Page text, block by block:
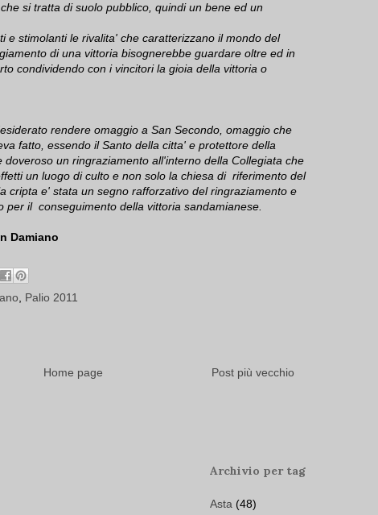
si tratta di suolo pubblico, quindi un bene ed un
e stimolanti le rivalita' che caratterizzano il mondo del
di una vittoria bisognerebbe guardare oltre ed in
condividendo con i vincitori la gioia della vittoria o
rendere omaggio a San Secondo, omaggio che
fatto, essendo il Santo della citta' e protettore della
un ringraziamento all'interno della Collegiata che
un luogo di culto e non solo la chiesa di riferimento del
cripta e' stata un segno rafforzativo del ringraziamento e
per il conseguimento della vittoria sandamianese.
Damiano
, Palio 2011
Post più vecchio
Home page
Archivio per tag
Asta (48)